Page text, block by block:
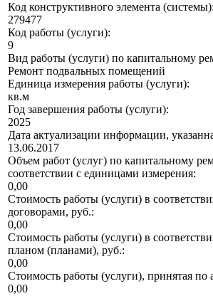
Код конструктивного элемента (системы):
279477
Код работы (услуги):
9
Вид работы (услуги) по капитальному
Ремонт подвальных помещений
Единица измерения работы (услуги):
кв.м
Год завершения работы (услуги):
2025
Дата актуализации информации,
13.06.2017
Объем работ (услуг) по капитальному
соответствии с единицами измерения:
0,00
Стоимость работы (услуги) в
договорами, руб.:
0,00
Стоимость работы (услуги) в
планом (планами), руб.:
0,00
Стоимость работы (услуги), принятая по
0,00